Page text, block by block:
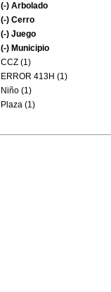
(-) Arbolado
(-) Cerro
(-) Juego
(-) Municipio
CCZ (1)
ERROR 413H (1)
Niño (1)
Plaza (1)